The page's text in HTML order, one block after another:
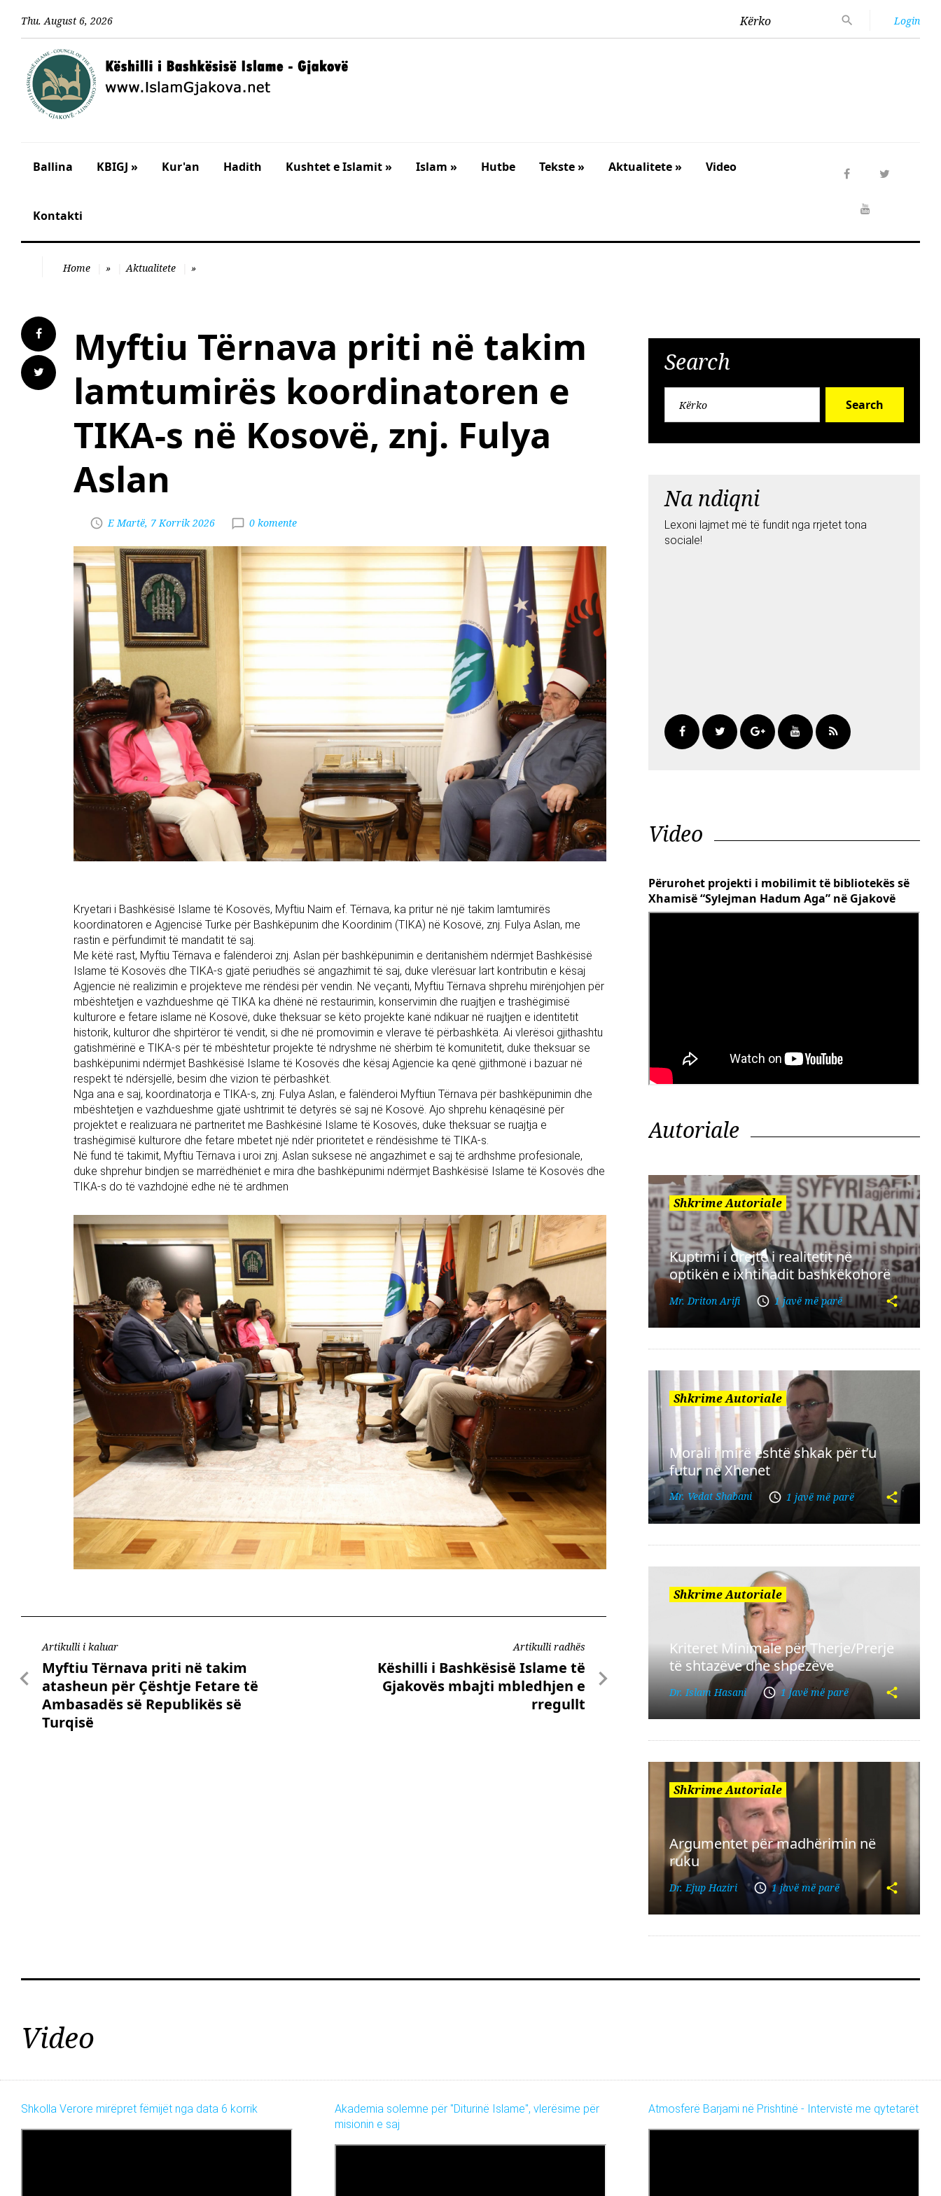
Thu. August 6, 2026 Kërko Login
Ballina KBIGJ » Kur'an Hadith Kushtet e Islamit » Islam » Hutbe Tekste » Aktualitete » Video
Kontakti
Home » Aktualitete »
Myftiu Tërnava priti në takim
lamtumirës koordinatoren e
TIKA-s në Kosovë, znj. Fulya
Aslan
E Martë, 7 Korrik 2026 0 komente
Kryetari i Bashkësisë Islame të Kosovës, Myftiu Naim ef. Tërnava, ka pritur në një takim lamtumirës
koordinatoren e Agjencisë Turke për Bashkëpunim dhe Koordinim (TIKA) në Kosovë, znj. Fulya Aslan, me
rastin e përfundimit të mandatit të saj.
Me këtë rast, Myftiu Tërnava e falënderoi znj. Aslan për bashkëpunimin e deritanishëm ndërmjet Bashkësisë
Islame të Kosovës dhe TIKA-s gjatë periudhës së angazhimit të saj, duke vlerësuar lart kontributin e kësaj
Agjencie në realizimin e projekteve me rëndësi për vendin. Në veçanti, Myftiu Tërnava shprehu mirënjohjen për
mbështetjen e vazhdueshme që TIKA ka dhënë në restaurimin, konservimin dhe ruajtjen e trashëgimisë
kulturore e fetare islame në Kosovë, duke theksuar se këto projekte kanë ndikuar në ruajtjen e identitetit
historik, kulturor dhe shpirtëror të vendit, si dhe në promovimin e vlerave të përbashkëta. Ai vlerësoi gjithashtu
gatishmërinë e TIKA-s për të mbështetur projekte të ndryshme në shërbim të komunitetit, duke theksuar se
bashkëpunimi ndërmjet Bashkësisë Islame të Kosovës dhe kësaj Agjencie ka qenë gjithmonë i bazuar në
respekt të ndërsjellë, besim dhe vizion të përbashkët.
Nga ana e saj, koordinatorja e TIKA-s, znj. Fulya Aslan, e falënderoi Myftiun Tërnava për bashkëpunimin dhe
mbështetjen e vazhdueshme gjatë ushtrimit të detyrës së saj në Kosovë. Ajo shprehu kënaqësinë për
projektet e realizuara në partneritet me Bashkësinë Islame të Kosovës, duke theksuar se ruajtja e
trashëgimisë kulturore dhe fetare mbetet një ndër prioritetet e rëndësishme të TIKA-s.
Në fund të takimit, Myftiu Tërnava i uroi znj. Aslan suksese në angazhimet e saj të ardhshme profesionale,
duke shprehur bindjen se marrëdhëniet e mira dhe bashkëpunimi ndërmjet Bashkësisë Islame të Kosovës dhe
TIKA-s do të vazhdojnë edhe në të ardhmen
Artikulli i kaluar
Myftiu Tërnava priti në takim
atasheun për Çështje Fetare të
Ambasadës së Republikës së
Turqisë
Artikulli radhës
Këshilli i Bashkësisë Islame të
Gjakovës mbajti mbledhjen e
rregullt
Search
Search
Na ndiqni
Lexoni lajmet më të fundit nga rrjetet tona
sociale!
Video
Përurohet projekti i mobilimit të bibliotekës së
Xhamisë “Sylejman Hadum Aga” në Gjakovë
Autoriale
Shkrime Autoriale
Kuptimi i drejtë i realitetit në
optikën e ixhtihadit bashkëkohorë
Mr. Driton Arifi 1 javë më parë
Shkrime Autoriale
Morali i mirë është shkak për t’u
futur në Xhenet
Mr. Vedat Shabani 1 javë më parë
Shkrime Autoriale
Kriteret Minimale për Therje/Prerje
të shtazëve dhe shpezëve
Dr. Islam Hasani 1 javë më parë
Shkrime Autoriale
Argumentet për madhërimin në
ruku
Dr. Ejup Haziri 1 javë më parë
Video
Shkolla Verore mirëpret fëmijët nga data 6 korrik
Akademia solemne për "Diturinë Islame", vlerësime për
misionin e saj
Atmosferë Barjami në Prishtinë - Intervistë me qytetarët